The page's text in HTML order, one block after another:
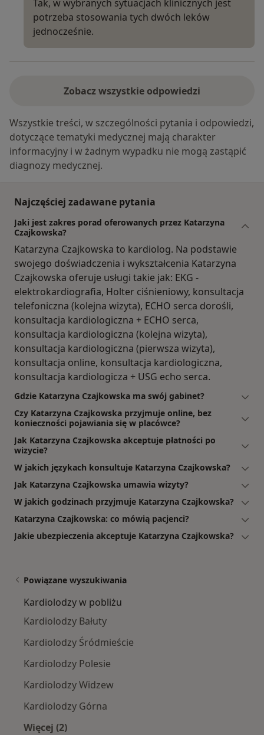
Tak, w wybranych sytuacjach klinicznych jest
potrzeba stosowania tych dwóch leków
jednocześnie.
Zobacz wszystkie odpowiedzi
Wszystkie treści, w szczególności pytania i odpowiedzi,
dotyczące tematyki medycznej mają charakter
informacyjny i w żadnym wypadku nie mogą zastąpić
diagnozy medycznej.
Najczęściej zadawane pytania
Jaki jest zakres porad oferowanych przez Katarzyna
Czajkowska?
Katarzyna Czajkowska to kardiolog. Na podstawie
swojego doświadczenia i wykształcenia Katarzyna
Czajkowska oferuje usługi takie jak: EKG -
elektrokardiografia, Holter ciśnieniowy, konsultacja
telefoniczna (kolejna wizyta), ECHO serca dorośli,
konsultacja kardiologiczna + ECHO serca,
konsultacja kardiologiczna (kolejna wizyta),
konsultacja kardiologiczna (pierwsza wizyta),
konsultacja online, konsultacja kardiologiczna,
konsultacja kardiologicza + USG echo serca.
Gdzie Katarzyna Czajkowska ma swój gabinet?
Czy Katarzyna Czajkowska przyjmuje online, bez
konieczności pojawiania się w placówce?
Jak Katarzyna Czajkowska akceptuje płatności po
wizycie?
W jakich językach konsultuje Katarzyna Czajkowska?
Jak Katarzyna Czajkowska umawia wizyty?
W jakich godzinach przyjmuje Katarzyna Czajkowska?
Katarzyna Czajkowska: co mówią pacjenci?
Jakie ubezpieczenia akceptuje Katarzyna Czajkowska?
Powiązane wyszukiwania
Kardiolodzy w pobliżu
Kardiolodzy Bałuty
Kardiolodzy Śródmieście
Kardiolodzy Polesie
Kardiolodzy Widzew
Kardiolodzy Górna
Więcej (2)